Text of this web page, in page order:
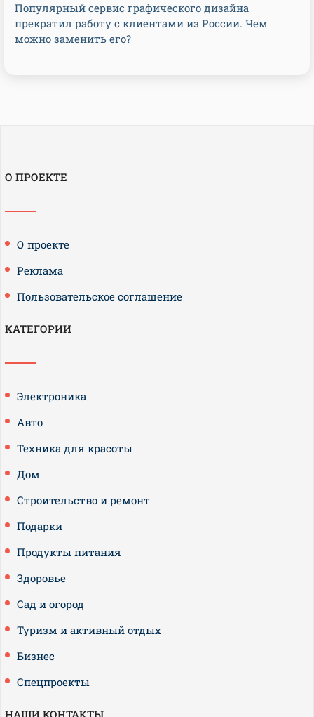
Популярный сервис графического дизайна
прекратил работу с клиентами из России. Чем
можно заменить его?
О ПРОЕКТЕ
О проекте
Реклама
Пользовательское соглашение
КАТЕГОРИИ
Электроника
Авто
Техника для красоты
Дом
Строительство и ремонт
Подарки
Продукты питания
Здоровье
Сад и огород
Туризм и активный отдых
Бизнес
Спецпроекты
НАШИ КОНТАКТЫ